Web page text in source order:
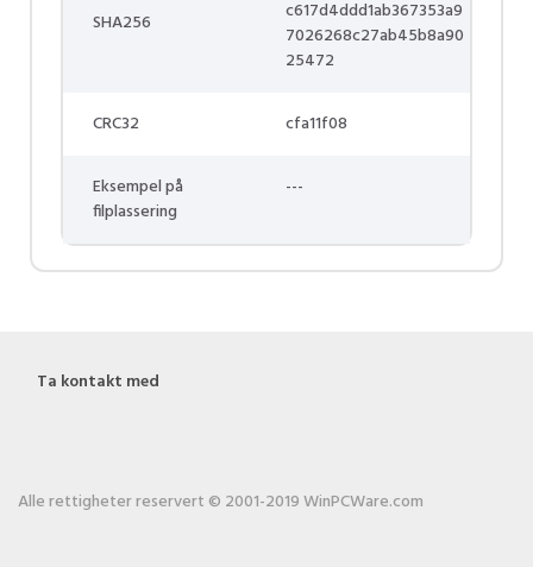
SHA256
c617d4ddd1ab367353a9
7026268c27ab45b8a90
25472
CRC32 cfa11f08
Eksempel på
filplassering
---
Ta kontakt med
Alle rettigheter reservert © 2001-2019 WinPCWare.com